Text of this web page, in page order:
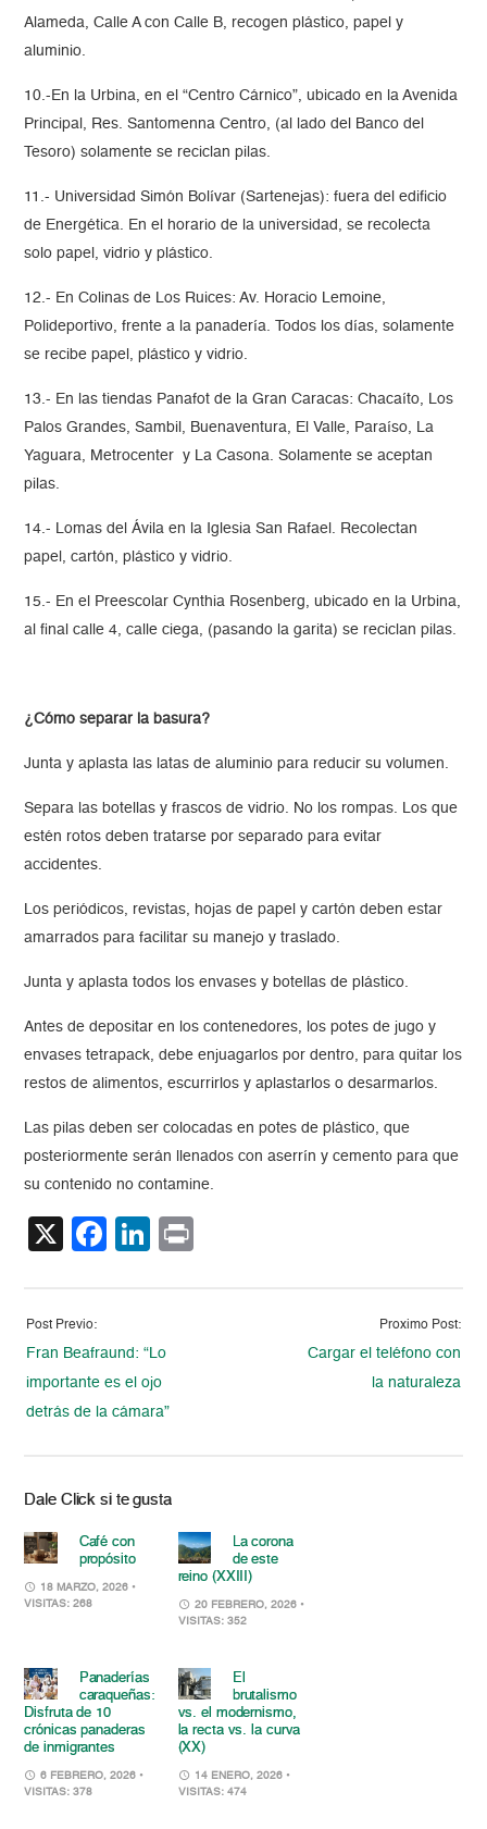
Alameda, Calle A con Calle B, recogen plástico, papel y
aluminio.
10.-En la Urbina, en el “Centro Cárnico”, ubicado en la Avenida
Principal, Res. Santomenna Centro, (al lado del Banco del
Tesoro) solamente se reciclan pilas.
11.- Universidad Simón Bolívar (Sartenejas): fuera del edificio
de Energética. En el horario de la universidad, se recolecta
solo papel, vidrio y plástico.
12.- En Colinas de Los Ruices: Av. Horacio Lemoine,
Polideportivo, frente a la panadería. Todos los días, solamente
se recibe papel, plástico y vidrio.
13.- En las tiendas Panafot de la Gran Caracas: Chacaíto, Los
Palos Grandes, Sambil, Buenaventura, El Valle, Paraíso, La
Yaguara, Metrocenter y La Casona. Solamente se aceptan
pilas.
14.- Lomas del Ávila en la Iglesia San Rafael. Recolectan
papel, cartón, plástico y vidrio.
15.- En el Preescolar Cynthia Rosenberg, ubicado en la Urbina,
al final calle 4, calle ciega, (pasando la garita) se reciclan pilas.
¿Cómo separar la basura?
Junta y aplasta las latas de aluminio para reducir su volumen.
Separa las botellas y frascos de vidrio. No los rompas. Los que
estén rotos deben tratarse por separado para evitar
accidentes.
Los periódicos, revistas, hojas de papel y cartón deben estar
amarrados para facilitar su manejo y traslado.
Junta y aplasta todos los envases y botellas de plástico.
Antes de depositar en los contenedores, los potes de jugo y
envases tetrapack, debe enjuagarlos por dentro, para quitar los
restos de alimentos, escurrirlos y aplastarlos o desarmarlos.
Las pilas deben ser colocadas en potes de plástico, que
posteriormente serán llenados con aserrín y cemento para que
su contenido no contamine.
X Facebook
LinkedIn
Post Previo:
Fran Beafraund: “Lo
importante es el ojo
detrás de la cámara”
Proximo Post:
Cargar el teléfono con
la naturaleza
Dale Click si te gusta
Café con
propósito
18 MARZO, 2026 •
VISITAS: 268
La corona
de este
reino (XXIII)
20 FEBRERO, 2026 •
VISITAS: 352
Panaderías
caraqueñas:
Disfruta de 10
crónicas panaderas
de inmigrantes
6 FEBRERO, 2026 •
VISITAS: 378
El
brutalismo
vs. el modernismo,
la recta vs. la curva
(XX)
14 ENERO, 2026 •
VISITAS: 474